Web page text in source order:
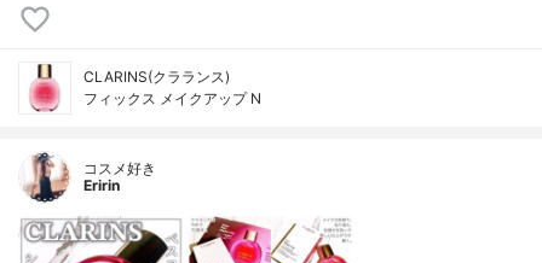
CLARINS(クラランス)
フィックス メイクアップ N
コスメ好き
Eririn